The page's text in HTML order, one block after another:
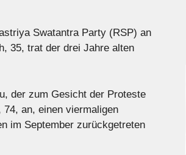
Swatantra Party (RSP) an
35, trat der drei Jahre alten
der zum Gesicht der Proteste
an, einen viermaligen
im September zurückgetreten